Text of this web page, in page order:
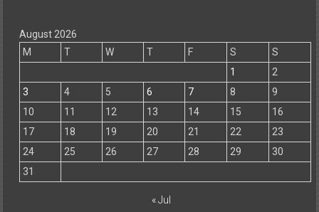
August 2026
M
T W T F S
S
1
2
3
4 5 6 7 8
9
10
11 12 13 14 15
16
17
18 19 20 21 22
23
24
25 26 27 28 29
30
31
« Jul